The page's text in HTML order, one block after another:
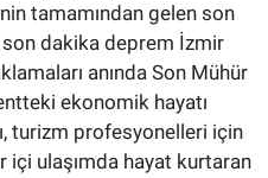
tamamından gelen son
dakika deprem İzmir
anında Son Mühür
ekonomik hayatı
turizm profesyonelleri için
ulaşımda hayat kurtaran